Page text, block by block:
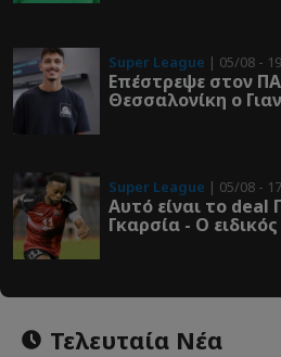
Super League | 05/08 -
Επέστρεψε στον
Θεσσαλονίκη ο
Super League | 05/08 -
Αυτό είναι το
Γκαρσία - Ο
Τελευταία Νέα